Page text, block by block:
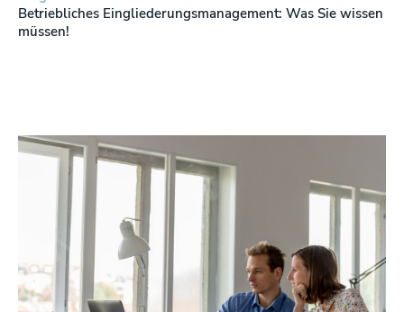
Betriebliches Eingliederungsmanagement: Was Sie wissen
müssen!